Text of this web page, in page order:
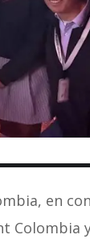
en
Colombia